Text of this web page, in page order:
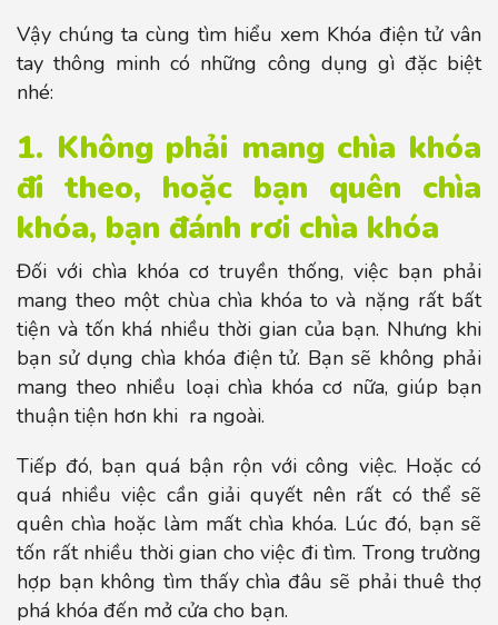
Vậy chúng ta cùng tìm hiểu xem Khóa điện tử vân
tay thông minh có những công dụng gì đặc biệt
nhé:
1. Không phải mang chìa khóa
đi theo, hoặc bạn quên chìa
khóa, bạn đánh rơi chìa khóa
Đối với chìa khóa cơ truyền thống, việc bạn phải
mang theo một chùa chìa khóa to và nặng rất bất
tiện và tốn khá nhiều thời gian của bạn. Nhưng khi
bạn sử dụng chìa khóa điện tử. Bạn sẽ không phải
mang theo nhiều loại chìa khóa cơ nữa, giúp bạn
thuận tiện hơn khi ra ngoài.
Tiếp đó, bạn quá bận rộn với công việc. Hoặc có
quá nhiều việc cần giải quyết nên rất có thể sẽ
quên chìa hoặc làm mất chìa khóa. Lúc đó, bạn sẽ
tốn rất nhiều thời gian cho việc đi tìm. Trong trường
hợp bạn không tìm thấy chìa đâu sẽ phải thuê thợ
phá khóa đến mở cửa cho bạn.